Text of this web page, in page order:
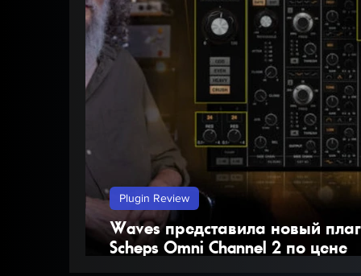
Waves представила новый
Scheps Omni Channel 2 по цене
Plugin Review